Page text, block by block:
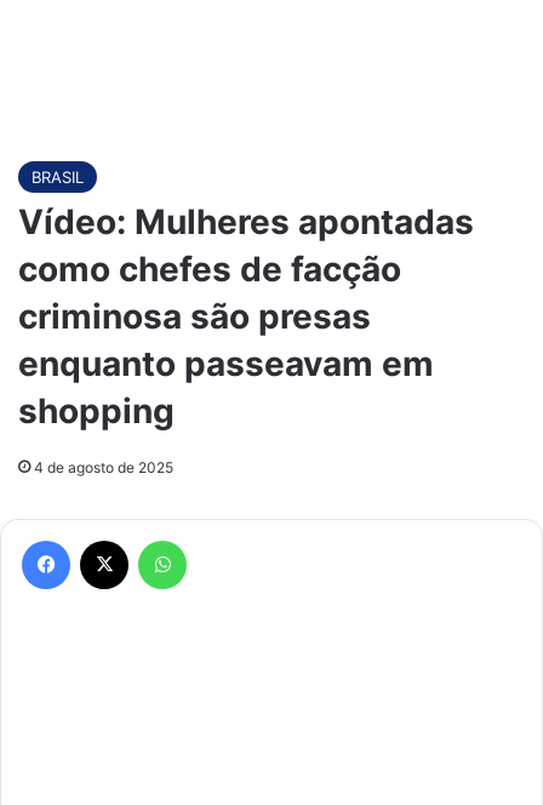
BRASIL
Vídeo: Mulheres apontadas
como chefes de facção
criminosa são presas
enquanto passeavam em
shopping
4 de agosto de 2025
Facebook